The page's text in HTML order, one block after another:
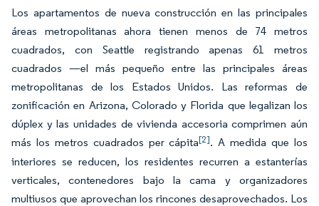
Los apartamentos de nueva construcción en las principales
áreas metropolitanas ahora tienen menos de 74 metros
cuadrados, con Seattle registrando apenas 61 metros
cuadrados —el más pequeño entre las principales áreas
metropolitanas de los Estados Unidos. Las reformas de
zonificación en Arizona, Colorado y Florida que legalizan los
dúplex y las unidades de vivienda accesoria comprimen aún
más los metros cuadrados per cápita[2]. A medida que los
interiores se reducen, los residentes recurren a estanterías
verticales, contenedores bajo la cama y organizadores
multiusos que aprovechan los rincones desaprovechados. Los